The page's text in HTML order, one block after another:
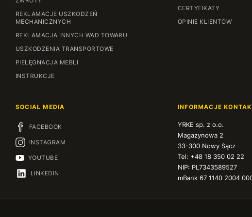
REKLAMACJE USZKODZEŃ
MECHANICZNYCH
REKLAMACJA INNYCH WAD TOWARU
USZKODZENIA TRANSPORTOWE
PIELĘGNACJA MEBLI
INSTRUKCJE
CERTYFIKATY
OPINIE KLIENTÓW
SOCIAL MEDIA
FACEBOOK
INSTAGRAM
YOUTUBE
LINKEDIN
INFORMACJE
YRKE sp. z o.o.
Magazynowa 2
33-300 Nowy Sącz
Tel: +48 18 350 02 22
NIP: PL7343589527
mBank 67 1140 2004